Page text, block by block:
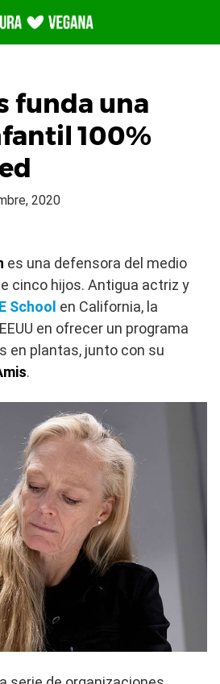
funda una
100%
2020
es una defensora del medio
cinco hijos. Antigua actriz y
School en California, la
en ofrecer un programa
en plantas, junto con su
.